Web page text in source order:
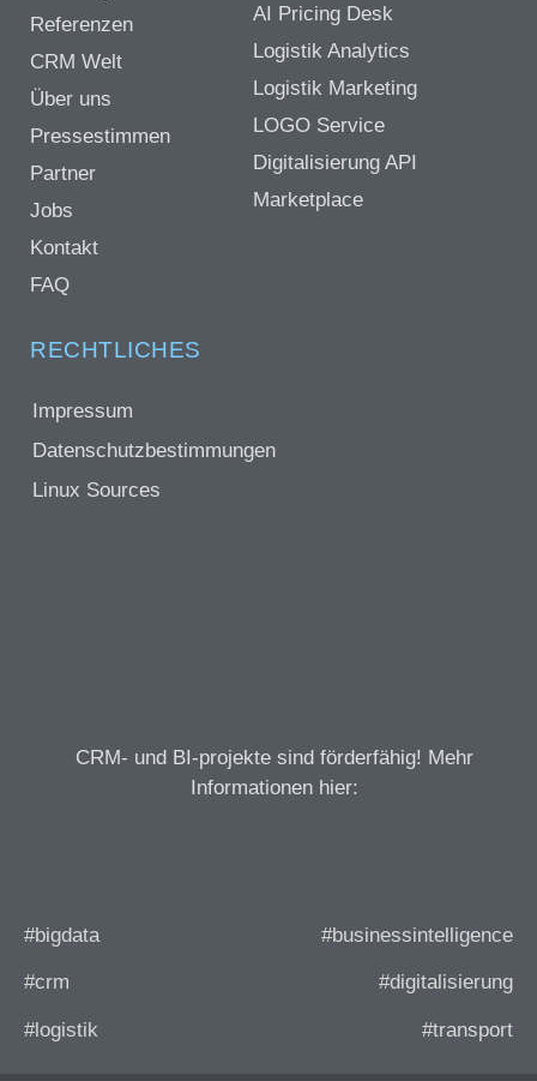
Referenzen
CRM Welt
Über uns
Pressestimmen
Partner
Jobs
Kontakt
FAQ
AI Pricing Desk
Logistik Analytics
Logistik Marketing
LOGO Service
Digitalisierung API
Marketplace
RECHTLICHES
Impressum
Datenschutzbestimmungen
Linux Sources
CRM- und BI-projekte sind förderfähig! Mehr
Informationen hier:
#bigdata #businessintelligence
#crm #digitalisierung
#logistik #transport